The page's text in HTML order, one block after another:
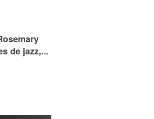
de jazz,...